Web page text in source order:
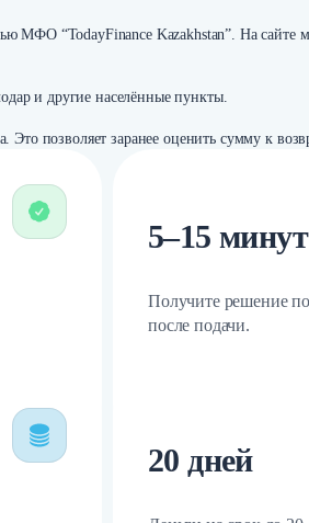
МФО “TodayFinance Kazakhstan”. На
и другие населённые пункты.
Это позволяет заранее оценить сумму к
5–15 минут
Получите решение
после подачи.
20 дней